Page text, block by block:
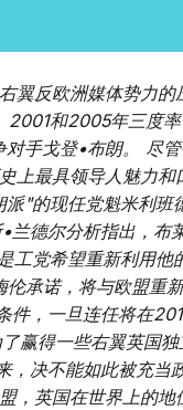
翼反欧洲媒体势力
和2005年三度
手戈登•布朗。 尽
上最具领导人魅力
"的现任党魁米利班
兰德尔分析指出，布
工党希望重新利用
承诺，将与欧盟重
，一旦连任将在
赢得一些右翼英国
决不能如此被充当
，英国在世界上的